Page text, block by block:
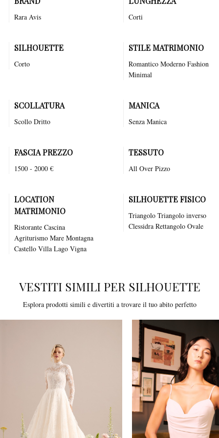
Rara Avis Corti
SILHOUETTE
Corto
STILE MATRIMONIO
Romantico Moderno Fashion
Minimal
SCOLLATURA
Scollo Dritto
MANICA
Senza Manica
FASCIA PREZZO
1500 - 2000 €
TESSUTO
All Over Pizzo
LOCATION
MATRIMONIO
Ristorante Cascina
Agriturismo Mare Montagna
Castello Villa Lago Vigna
SILHOUETTE FISICO
Triangolo Triangolo inverso
Clessidra Rettangolo Ovale
VESTITI SIMILI PER SILHOUETTE
Esplora prodotti simili e divertiti a trovare il tuo abito perfetto